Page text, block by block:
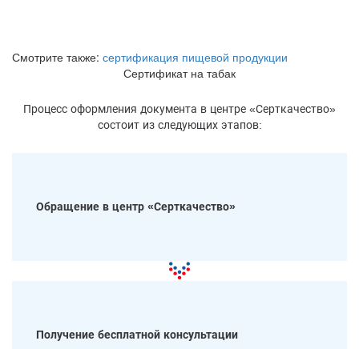
Смотрите также: сертификация пищевой продукции
Сертификат на табак
Процесс оформления документа в центре «Серткачество»
состоит из следующих этапов:
Обращение в центр «Серткачество»
Получение бесплатной консультации